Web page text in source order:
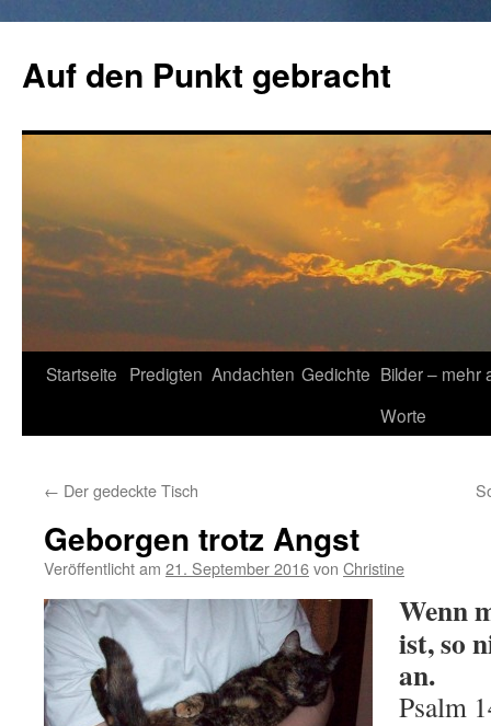
springen
Auf den Punkt gebracht
Startseite Predigten Andachten Gedichte Bilder – mehr
Worte
← Der gedeckte Tisch
Geborgen trotz Angst
Veröffentlicht am 21. September 2016von Christine
Wenn
ist, so
an.
Psalm